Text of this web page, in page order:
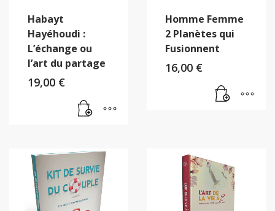
Habayt
Hayéhoudi :
L’échange ou
l’art du partage
19,00 €
Homme Femme
2 Planètes qui
Fusionnent
16,00 €